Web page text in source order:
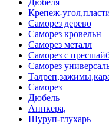
Дюбеля
Крепеж-
Саморез дерево
Саморез кровельн
Саморез металл
Саморез с
Саморез
Саморез
Дюбель
Аннкера,
Шуруп-глухарь